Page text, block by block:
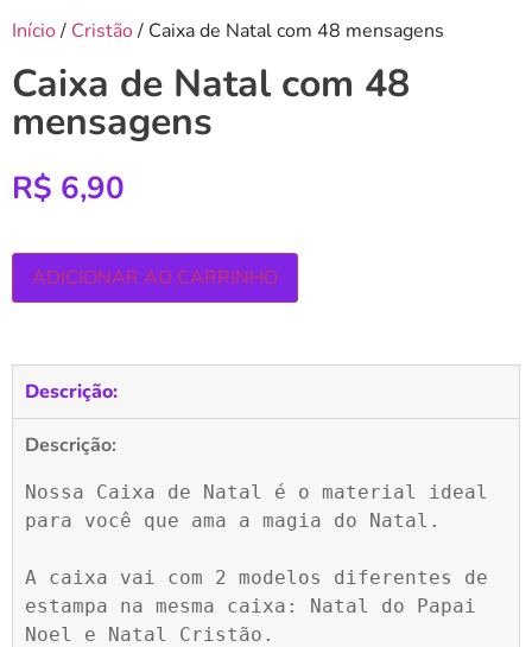
Início/ Cristão/ Caixa de Natal com 48 mensagens
Caixa de Natal com 48
mensagens
R$ 6,90
ADICIONAR AO CARRINHO
Descrição:
Descrição:
Nossa Caixa de Natal é o material ideal
para você que ama a magia do Natal.
A caixa vai com 2 modelos diferentes de
estampa na mesma caixa: Natal do Papai
Noel e Natal Cristão.